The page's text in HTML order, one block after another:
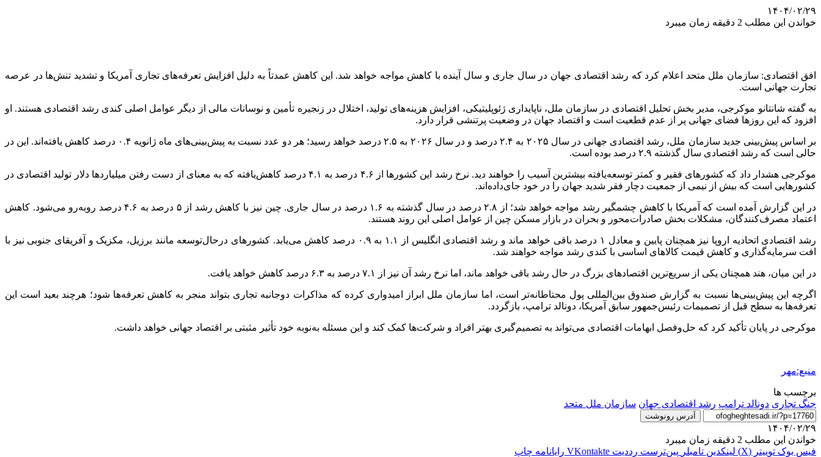
۱۴۰۴/۰۲/۲۹
خواندن این مطلب 2 دقیقه زمان میبرد
افق اقتصادی: سازمان ملل متحد اعلام کرد که رشد اقتصادی جهان در سال جاری و سال آینده با کاهش مواجه خواهد شد. این کاهش عمدتاً به دلیل افزایش تعرفه‌های تجاری آمریکا و تشدید تنش‌ها در عرصه
تجارت جهانی است.
به گفته شانتانو موکرجی، مدیر بخش تحلیل اقتصادی در سازمان ملل، ناپایداری ژئوپلیتیکی، افزایش هزینه‌های تولید، اختلال در زنجیره تأمین و نوسانات مالی از دیگر عوامل اصلی کندی رشد اقتصادی هستند. او
افزود که این روزها فضای جهانی پر از عدم قطعیت است و اقتصاد جهان در وضعیت پرتنشی قرار دارد.
بر اساس پیش‌بینی جدید سازمان ملل، رشد اقتصادی جهانی در سال ۲۰۲۵ به ۲.۴ درصد و در سال ۲۰۲۶ به ۲.۵ درصد خواهد رسید؛ هر دو عدد نسبت به پیش‌بینی‌های ماه ژانویه ۰.۴ درصد کاهش یافته‌اند. این در
حالی است که رشد اقتصادی سال گذشته ۲.۹ درصد بوده است.
موکرجی
هشدار داد که کشورهای فقیر و کمتر توسعه‌یافته بیشترین آسیب را خواهند دید. نرخ رشد این کشورها از ۴.۶ درصد به ۴.۱ درصد کاهش‌یافته که به معنای از دست رفتن میلیاردها دلار تولید اقتصادی در
کشورهایی است که بیش از نیمی از جمعیت دچار فقر شدید جهان را در خود جای‌داده‌اند.
در این گزارش آمده است که آمریکا با کاهش چشمگیر رشد مواجه خواهد شد؛ از ۲.۸ درصد در سال گذشته به ۱.۶ درصد در سال جاری. چین نیز با کاهش رشد از ۵ درصد به ۴.۶ درصد روبه‌رو می‌شود. کاهش
اعتماد مصرف‌کنندگان، مشکلات بخش صادرات‌محور و بحران در بازار مسکن چین از عوامل اصلی این روند هستند.
رشد اقتصادی اتحادیه اروپا نیز همچنان پایین و معادل ۱ درصد باقی خواهد ماند و رشد اقتصادی انگلیس از ۱.۱ به ۰.۹ درصد کاهش می‌یابد. کشورهای درحال‌توسعه مانند برزیل، مکزیک و آفریقای جنوبی نیز با
افت سرمایه‌گذاری و کاهش قیمت کالاهای اساسی با کندی رشد مواجه خواهند شد.
در این میان، هند همچنان یکی از سریع‌ترین اقتصادهای بزرگ در حال رشد باقی خواهد ماند، اما نرخ رشد آن نیز از ۷.۱ درصد به ۶.۳ درصد کاهش خواهد یافت.
اگرچه این پیش‌بینی‌ها نسبت به گزارش صندوق بین‌المللی پول محتاطانه‌تر است، اما سازمان ملل ابراز امیدواری کرده که مذاکرات دوجانبه تجاری بتواند منجر به کاهش تعرفه‌ها شود؛ هرچند بعید است این
تعرفه‌ها به سطح قبل از تصمیمات رئیس‌جمهور سابق آمریکا، دونالد ترامپ، بازگردد.
موکرجی در پایان تأکید کرد که حل‌وفصل ابهامات اقتصادی می‌تواند به تصمیم‌گیری بهتر افراد و شرکت‌ها کمک کند و این مسئله به‌نوبه خود تأثیر مثبتی بر اقتصاد جهانی خواهد داشت.
منبع:مهر
برچسب ها
جنگ تجاری دونالد ترامپ رشد اقتصادی جهان سازمان ملل متحد
آدرس رونوشت
۱۴۰۴/۰۲/۲۹
خواندن این مطلب 2 دقیقه زمان میبرد
فیس بوک توییتر (X) لینکدین ‫تامبلر ‫پین‌ترست ‫رددیت ‫VKontakte رایانامه چاپ